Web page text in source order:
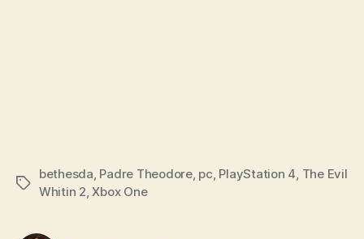
Tags
bethesda, Padre Theodore, pc, PlayStation 4, The Evil
Whitin 2,Xbox One